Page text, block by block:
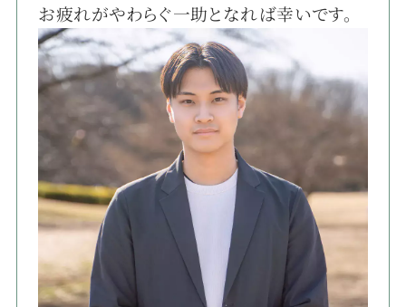
お疲れがやわらぐ一助となれば幸いです。